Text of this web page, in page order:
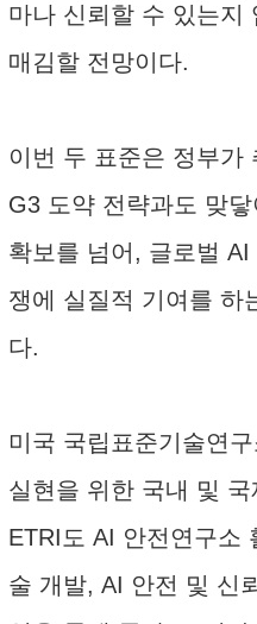
마나 신뢰할 수 있는지
매김할 전망이다.
이번 두 표준은 정부가
G3 도약 전략과도 맞
확보를 넘어, 글로벌
쟁에 실질적 기여를 하
다.
미국 국립표준기술연
실현을 위한 국내 및
ETRI도 AI 안전연구소
술 개발, AI 안전 및 신